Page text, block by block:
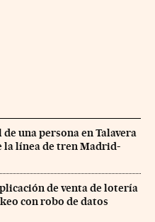
una persona en Talavera
la línea de tren Madrid-
de venta de lotería
con robo de datos